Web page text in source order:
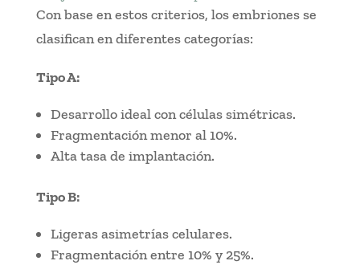
Con base en estos criterios, los embriones se
clasifican en diferentes categorías:
Tipo A:
Desarrollo ideal con células simétricas.
Fragmentación menor al 10%.
Alta tasa de implantación.
Tipo B:
Ligeras asimetrías celulares.
Fragmentación entre 10% y 25%.